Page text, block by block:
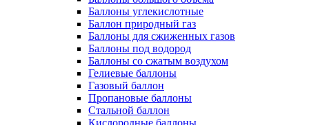
Баллоны углекислотные
Баллон природный газ
Баллоны для сжиженных газов
Баллоны под водород
Баллоны со сжатым воздухом
Гелиевые баллоны
Газовый баллон
Пропановые баллоны
Стальной баллон
Кислородные баллоны